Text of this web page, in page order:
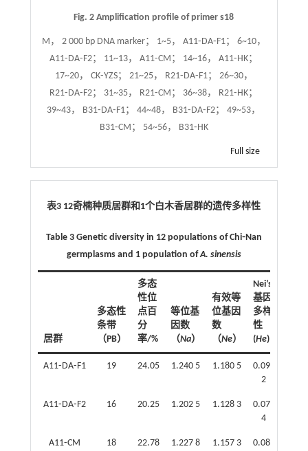
Fig. 2 Amplification profile of primer s18
M， 2 000 bp DNA marker； 1~5， A11⁃DA⁃F1； 6~10，
A11⁃DA⁃F2； 11~13， A11⁃CM； 14~16， A11⁃HK；
17~20， CK⁃YZS； 21~25， R21⁃DA⁃F1； 26~30，
R21⁃DA⁃F2； 31~35， R21⁃CM； 36~38， R21⁃HK；
39~43， B31⁃DA⁃F1； 44~48， B31⁃DA⁃F2； 49~53，
B31⁃CM； 54~56， B31⁃HK
Full size
表3 12奇楠种质居群和1个白木香居群的遗传多样性
Table 3 Genetic diversity in 12 populations of Chi⁃Nan
germplasms and 1 population ofA. sinensis
居群
多态性
条带
（PB）
多态
性位
点百
分
率/%
等位基
因数
（Na）
有效等
位基因
数
（Ne）
Nei’s
基因
多样
性
(He)
A11⁃DA⁃F1 19 24.05 1.240 5 1.180 5
0.099
2
A11⁃DA⁃F2 16 20.25 1.202 5 1.128 3
0.074
4
A11⁃CM 18 22.78 1.227 8 1.157 3
0.089